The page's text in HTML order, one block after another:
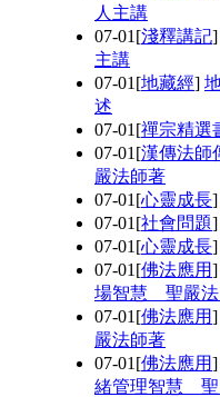
人主講
07-01 [淺釋講記
主講
07-01 [地藏經]
述
07-01 [禪宗精選
07-01 [漢傳法師
嚴法師著
07-01 [心靈成長
07-01 [社會問題
07-01 [心靈成長
07-01 [佛法應用
場智慧 聖嚴
07-01 [佛法應用
嚴法師著
07-01 [佛法應用
緒管理智慧